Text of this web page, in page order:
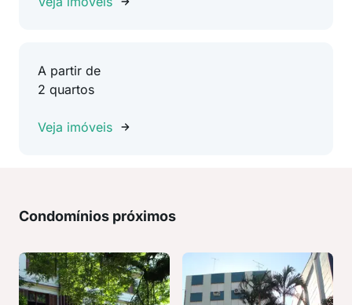
A partir de
2 quartos
Veja imóveis
Condomínios próximos